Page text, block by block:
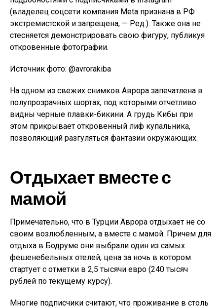
(владелец соцсети компания Meta признана в РФ
экстремистской и запрещена, — Ред.). Также она не
стесняется демонстрировать свою фигуру, публикуя
откровенные фотографии.
Источник фото: @avrorakiba
На одном из свежих снимков Аврора запечатлена в
полупрозрачных шортах, под которыми отчетливо
видны черные плавки-бикини. А грудь Кибы при
этом прикрывает откровенный лиф купальника,
позволяющий разгуляться фантазии окружающих.
Отдыхает вместе с
мамой
Примечательно, что в Турции Аврора отдыхает не со
своим возлюбленным, а вместе с мамой. Причем для
отдыха в Бодруме они выбрали один из самых
фешенебельных отелей, цена за ночь в котором
стартует с отметки в 2,5 тысячи евро (240 тысяч
рублей по текущему курсу).
Многие подписчики считают, что проживание в столь